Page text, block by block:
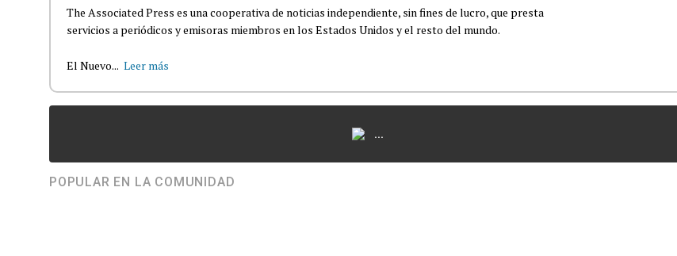
The Associated Press es una cooperativa de noticias independiente, sin fines de lucro, que presta
servicios a periódicos y emisoras miembros en los Estados Unidos y el resto del mundo.
El Nuevo... Leer más
...
POPULAR EN LA COMUNIDAD